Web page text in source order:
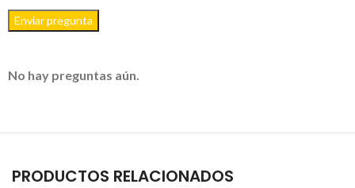
Enviar pregunta
No hay preguntas aún.
PRODUCTOS RELACIONADOS